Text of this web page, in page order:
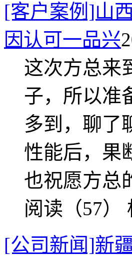
[客户案例]山
因认可一品兴
这次方总来
子，所以准
多到，聊了
性能后，果
也祝愿方总
阅读（57）
[公司新闻]新